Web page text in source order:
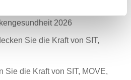
2026
Sie die Kraft von SIT,
Sie die Kraft von SIT, MOVE,